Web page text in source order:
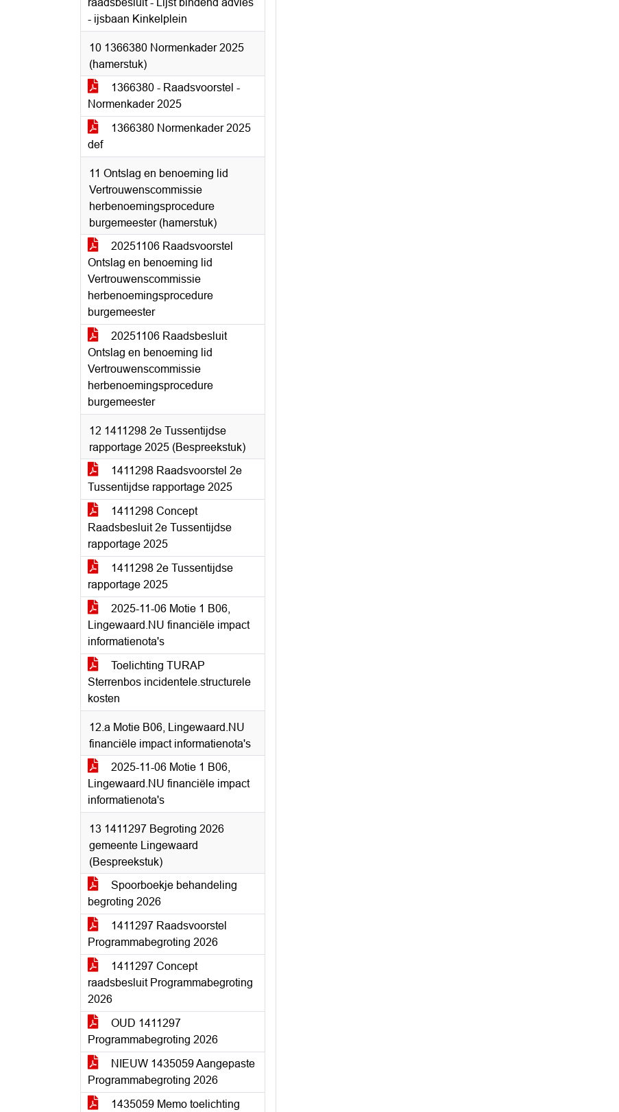
raadsbesluit - Lijst bindend advies
- ijsbaan Kinkelplein
10 1366380 Normenkader 2025
(hamerstuk)
1366380 - Raadsvoorstel -
Normenkader 2025
1366380 Normenkader 2025
def
11 Ontslag en benoeming lid
Vertrouwenscommissie
herbenoemingsprocedure
burgemeester (hamerstuk)
20251106 Raadsvoorstel
Ontslag en benoeming lid
Vertrouwenscommissie
herbenoemingsprocedure
burgemeester
20251106 Raadsbesluit
Ontslag en benoeming lid
Vertrouwenscommissie
herbenoemingsprocedure
burgemeester
12 1411298 2e Tussentijdse
rapportage 2025 (Bespreekstuk)
1411298 Raadsvoorstel 2e
Tussentijdse rapportage 2025
1411298 Concept
Raadsbesluit 2e Tussentijdse
rapportage 2025
1411298 2e Tussentijdse
rapportage 2025
2025-11-06 Motie 1 B06,
Lingewaard.NU financiële impact
informatienota's
Toelichting TURAP
Sterrenbos incidentele.structurele
kosten
12.a Motie B06, Lingewaard.NU
financiële impact informatienota's
2025-11-06 Motie 1 B06,
Lingewaard.NU financiële impact
informatienota's
13 1411297 Begroting 2026
gemeente Lingewaard
(Bespreekstuk)
Spoorboekje behandeling
begroting 2026
1411297 Raadsvoorstel
Programmabegroting 2026
1411297 Concept
raadsbesluit Programmabegroting
2026
OUD 1411297
Programmabegroting 2026
NIEUW 1435059 Aangepaste
Programmabegroting 2026
1435059 Memo toelichting